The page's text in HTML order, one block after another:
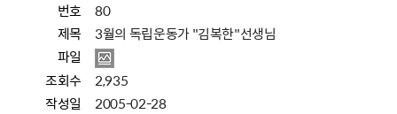
번호
80
제목
3월의 독립운동가 "김복한"선생님
파일
조회수
2,935
작성일
2005-02-28